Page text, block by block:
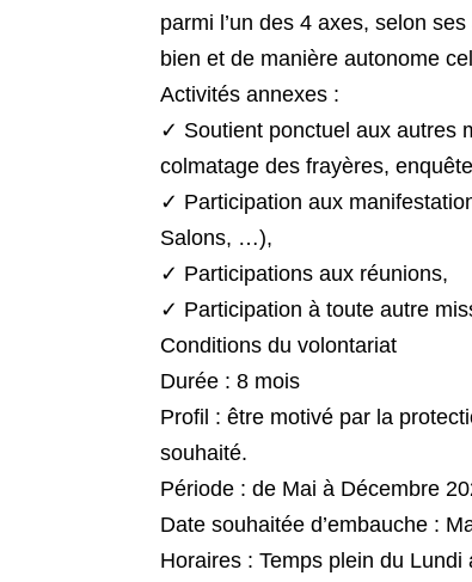
parmi l’un des 4 axes, selon
bien et de manière autonome
Activités annexes :
✓ Soutient ponctuel aux autres
colmatage des frayères,
✓ Participation aux
Salons, …),
✓ Participations aux réunions,
✓ Participation à toute autre
Conditions du volontariat
Durée : 8 mois
Profil : être motivé par la
souhaité.
Période : de Mai à Décembre
Date souhaitée d’embauche :
Horaires : Temps plein du